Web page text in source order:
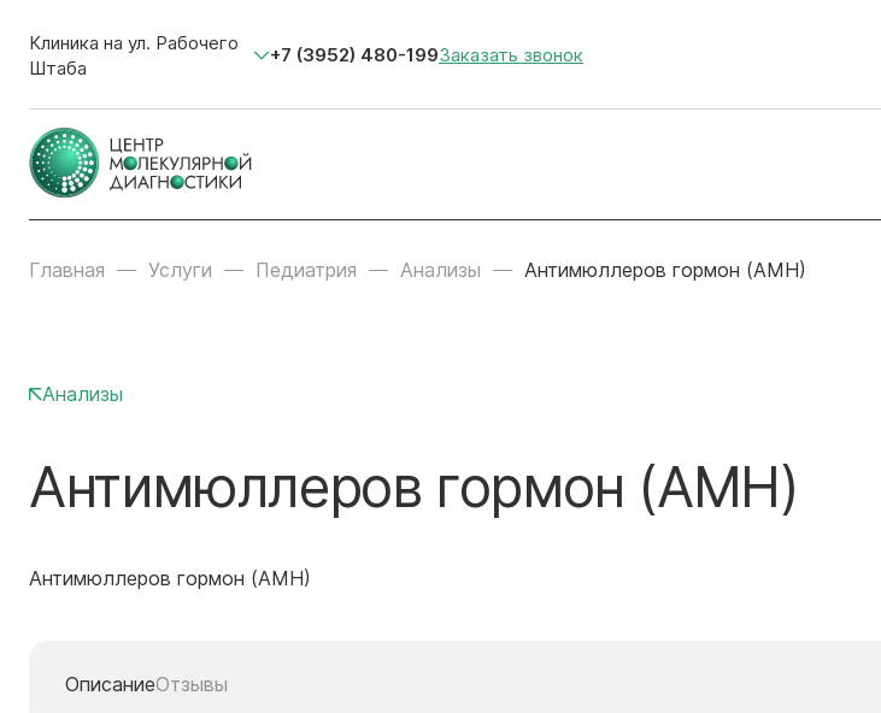
Клиника на ул. Рабочего
Штаба
+7 (3952) 480-199Заказать звонок
Главная Услуги Педиатрия Анализы Антимюллеров гормон (АМН)
Анализы
Антимюллеров гормон (АМН)
Антимюллеров гормон (АМН)
ОписаниеОтзывы